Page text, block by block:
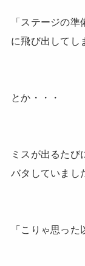
「ステージの
に飛び出してし
とか・・・
ミスが出るたび
バタしていまし
「こりゃ思った